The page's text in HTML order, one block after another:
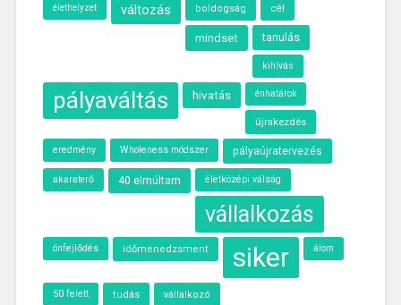
élethelyzet változás boldogság cél
mindset tanulás
kihívás
pályaváltás hivatás énhatárok
újrakezdés
eredmény Wholeness módszer pályaújratervezés
akaraterő 40 elmúltam életközépi válság
vállalkozás
önfejlődés időmenedzsment siker álom
50 felett tudás vállalkozó